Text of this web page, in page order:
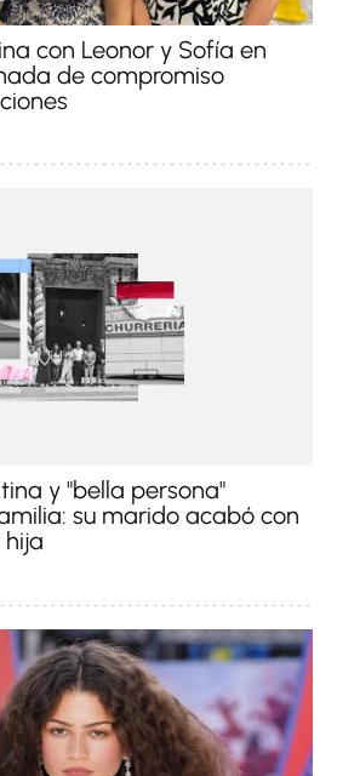
con Leonor y Sofía en
de compromiso
y "bella persona"
su marido acabó con
hija